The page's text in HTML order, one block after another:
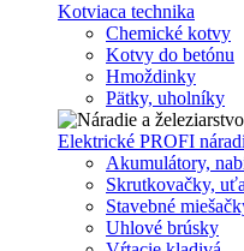
Kotviaca technika
Chemické kotvy
Kotvy do betónu
Hmoždinky
Pätky, uholníky
Elektrické PROFI
Akumulátory,
Skrutkovačky,
Stavebné
Uhlové brúsky